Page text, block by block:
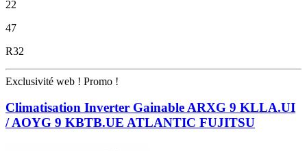
22
47
R32
Exclusivité web ! Promo !
Climatisation Inverter Gainable ARXG 9 KLLA.UI
/ AOYG 9 KBTB.UE ATLANTIC FUJITSU